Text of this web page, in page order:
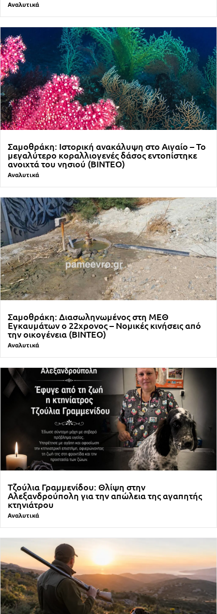
Αναλυτικά
Σαμοθράκη: Ιστορική ανακάλυψη στο Αιγαίο – Το
μεγαλύτερο κοραλλιογενές δάσος εντοπίστηκε
ανοιχτά του νησιού (ΒΙΝΤΕΟ)
Αναλυτικά
Σαμοθράκη: Διασωληνωμένος στη ΜΕΘ
Εγκαυμάτων ο 22χρονος – Νομικές κινήσεις από
την οικογένεια (ΒΙΝΤΕΟ)
Αναλυτικά
Τζούλια Γραμμενίδου: Θλίψη στην
Αλεξανδρούπολη για την απώλεια της αγαπητής
κτηνιάτρου
Αναλυτικά